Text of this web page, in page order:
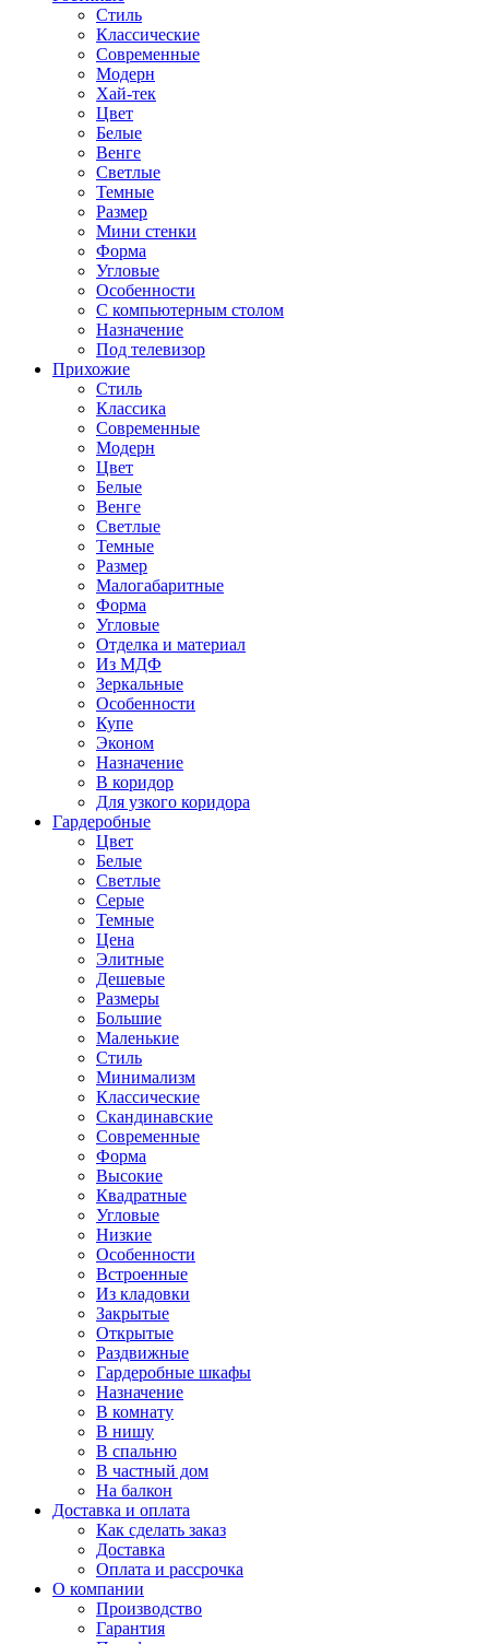
Стиль
Классические
Современные
Модерн
Хай-тек
Цвет
Белые
Венге
Светлые
Темные
Размер
Мини стенки
Форма
Угловые
Особенности
С компьютерным столом
Назначение
Под телевизор
Прихожие
Стиль
Классика
Современные
Модерн
Цвет
Белые
Венге
Светлые
Темные
Размер
Малогабаритные
Форма
Угловые
Отделка и материал
Из МДФ
Зеркальные
Особенности
Купе
Эконом
Назначение
В коридор
Для узкого коридора
Гардеробные
Цвет
Белые
Светлые
Серые
Темные
Цена
Элитные
Дешевые
Размеры
Большие
Маленькие
Стиль
Минимализм
Классические
Скандинавские
Современные
Форма
Высокие
Квадратные
Угловые
Низкие
Особенности
Встроенные
Из кладовки
Закрытые
Открытые
Раздвижные
Гардеробные шкафы
Назначение
В комнату
В нишу
В спальню
В частный дом
На балкон
Доставка и оплата
Как сделать заказ
Доставка
Оплата и рассрочка
О компании
Производство
Гарантия